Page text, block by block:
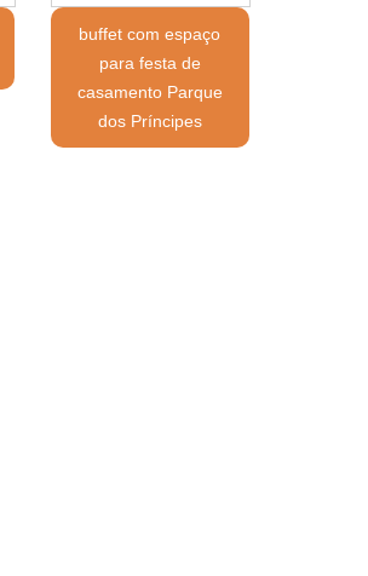
buffet com espaço
para festa de
casamento Parque
dos Príncipes